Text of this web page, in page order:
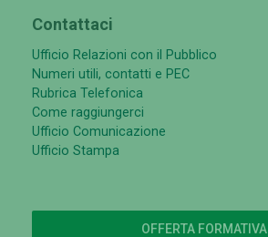
Contattaci
Ufficio Relazioni con il Pubblico
Numeri utili, contatti e PEC
Rubrica Telefonica
Come raggiungerci
Ufficio Comunicazione
Ufficio Stampa
OFFERTA FORMATIVA